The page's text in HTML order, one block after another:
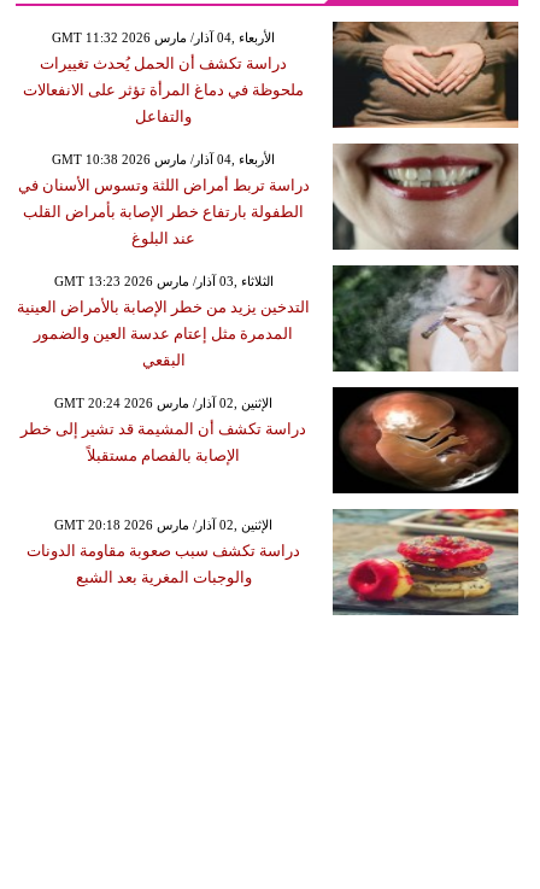
GMT 11:32 2026 الأربعاء ,04 آذار/ مارس
دراسة تكشف أن الحمل يُحدث تغييرات
ملحوظة في دماغ المرأة تؤثر على الانفعالات
والتفاعل
GMT 10:38 2026 الأربعاء ,04 آذار/ مارس
دراسة تربط أمراض اللثة وتسوس الأسنان في
الطفولة بارتفاع خطر الإصابة بأمراض القلب
عند البلوغ
GMT 13:23 2026 الثلاثاء ,03 آذار/ مارس
التدخين يزيد من خطر الإصابة بالأمراض العينية
المدمرة مثل إعتام عدسة العين والضمور
البقعي
GMT 20:24 2026 الإثنين ,02 آذار/ مارس
دراسة تكشف أن المشيمة قد تشير إلى خطر
الإصابة بالفصام مستقبلاً
GMT 20:18 2026 الإثنين ,02 آذار/ مارس
دراسة تكشف سبب صعوبة مقاومة الدونات
والوجبات المغرية بعد الشبع